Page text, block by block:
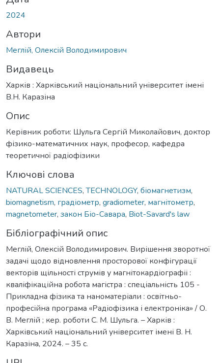
2024
Автори
Меглій, Олексій Володимирович
Видавець
Харків : Харківський національний університет імені
В.Н. Каразіна
Опис
Керівник роботи: Шульга Сергій Миколайович, доктор
фізико-математичних наук, професор, кафедра
теоретичної радіофізики
Ключові слова
NATURAL SCIENCES,TECHNOLOGY, біомагнетизм,
biomagnetism, градіометр, gradiometer, магнітометр,
magnetometer, закон Біо-Савара, Biot-Savard's law
Бібліографічний опис
Меглій, Олексій Володимирович. Вирішення зворотної
задачі щодо відновлення просторової конфігурації
векторів щільності струмів у магнітокардіографіі :
кваліфікаційна робота магістра : спеціальність 105 -
Прикладна фізика та наноматеріали : освітньо-
професійна програма «Радіофізика і електроніка» / О.
В. Меглій ; кер. роботи С. М. Шульга. – Харків :
Харківський національний університет імені В. Н.
Каразіна, 2024. – 35 с.